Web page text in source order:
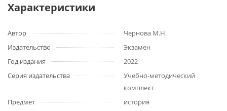
Характеристики
Автор
Чернова М.Н.
Издательство
Экзамен
Год издания
2022
Серия издательства
Учебно-методический
комплект
Предмет
история